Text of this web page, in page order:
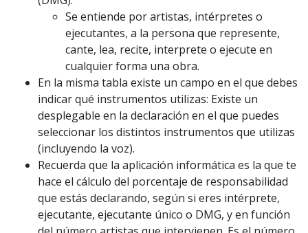
Se entiende por artistas, intérpretes o
ejecutantes, a la persona que represente,
cante, lea, recite, interprete o ejecute en
cualquier forma una obra.
En la misma tabla existe un campo en el que debes
indicar qué instrumentos utilizas: Existe un
desplegable en la declaración en el que puedes
seleccionar los distintos instrumentos que utilizas
(incluyendo la voz).
Recuerda que la aplicación informática es la que te
hace el cálculo del porcentaje de responsabilidad
que estás declarando, según si eres intérprete,
ejecutante, ejecutante único o DMG, y en función